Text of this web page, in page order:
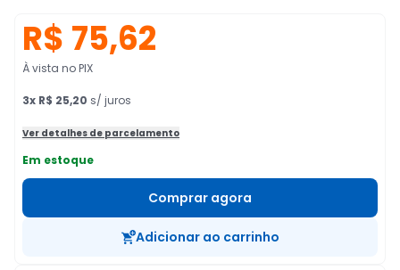
R$ 75,62
À vista no PIX
3x R$ 25,20 s/ juros
Ver detalhes de parcelamento
Em estoque
Comprar agora
Adicionar ao carrinho